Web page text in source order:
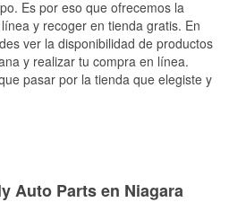
Es por eso que ofrecemos la
y recoger en tienda gratis. En
ver la disponibilidad de productos
y realizar tu compra en línea.
pasar por la tienda que elegiste y
Auto Parts en Niagara